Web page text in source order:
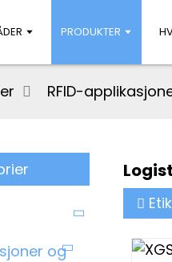
PRODUKTER
RFID-
og